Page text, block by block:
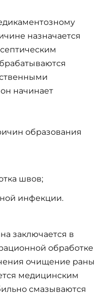
назначается
начинает
образования
швов;
инфекции.
заключается в
обработке
очищение раны
медицинским
смазываются